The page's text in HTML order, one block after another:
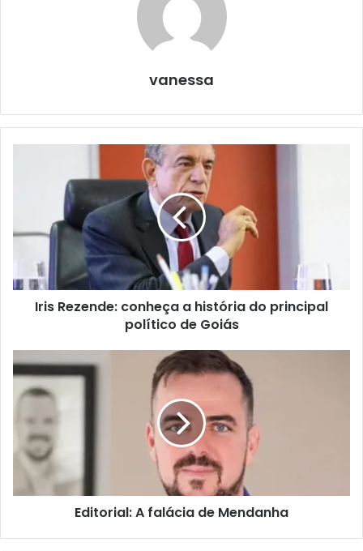
vanessa
Iris Rezende: conheça a história do principal
político de Goiás
Editorial: A falácia de Mendanha